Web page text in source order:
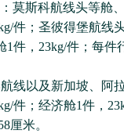
斯科航线头等舱、
件；圣彼得堡航线
1件，23kg/件；每件
以及新加坡、阿
件；经济舱1件，
厘米。